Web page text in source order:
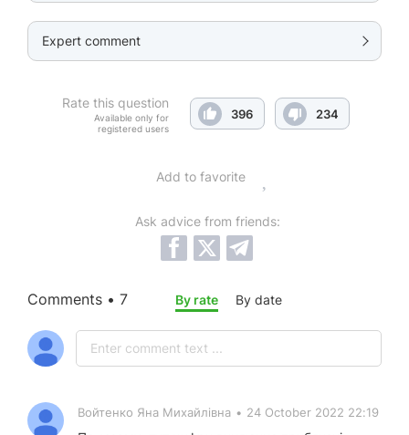
Expert comment
Rate this question
Available only for
registered users
396 234
Add to favorite
Ask advice from friends:
Comments • 7 By rate By date
Войтенко Яна Михайлівна • 24 October 2022 22:19